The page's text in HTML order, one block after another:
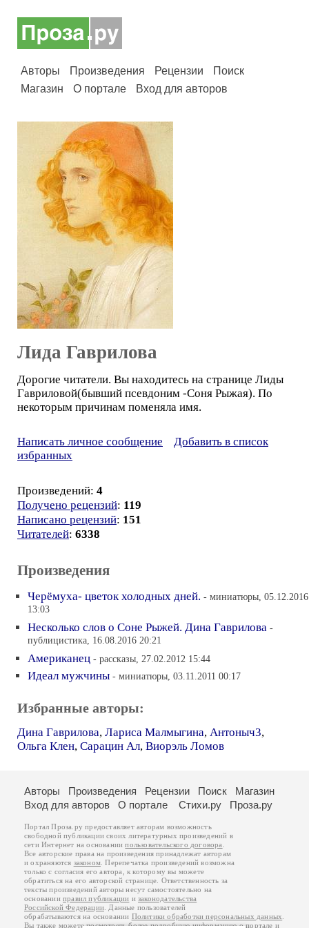
Авторы Произведения Рецензии
Поиск
Магазин
О портале Вход для авторов
Лида Гаврилова
Дорогие читатели. Вы находитесь на странице Лиды
Гавриловой(бывший псевдоним -Соня Рыжая). По
некоторым причинам поменяла имя.
Написать личное сообщение
Добавить в список
избранных
Произведений: 4
Получено рецензий: 119
Написано рецензий: 151
Читателей: 6338
Произведения
Черёмуха- цветок холодных дней. - миниатюры, 05.12.2016
13:03
Несколько слов о Соне Рыжей. Дина Гаврилова -
публицистика, 16.08.2016 20:21
Американец - рассказы, 27.02.2012 15:44
Идеал мужчины - миниатюры, 03.11.2011 00:17
Избранные авторы:
Дина Гаврилова, Лариса Малмыгина, Антоныч3,
Ольга Клен, Сарацин Ал, Виорэль Ломов
Авторы Произведения Рецензии Поиск
Магазин
Вход для авторов
О портале Стихи.ру Проза.ру
Портал Проза.ру предоставляет авторам возможность
свободной публикации своих литературных произведений в
сети Интернет на основаниипользовательского договора
Все авторские права на произведения принадлежат авторам
и охраняются законом . Перепечатка произведений возможна
только с согласия его автора, к которому вы можете
обратиться на его авторской странице. Ответственность за
тексты произведений авторы несут самостоятельно на
основанииправил публикации изаконодательства
Российской Федерации . Данные пользователей
обрабатываются на основании Политики обработки персональных данных
Вы также можете посмотреть более подробнуюинформацию о портале и